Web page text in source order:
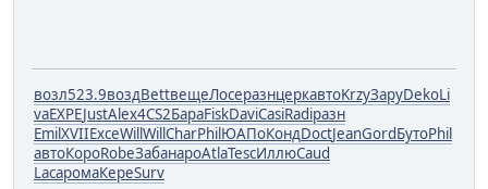
возл523.9воздBettвещеЛосеразнцеркавтоKrzyЗаруDekoLi
vaEXPEJustAlex4CS2БараFiskDaviCasiRadiразн
EmilXVIIExceWillWillCharPhilЮАПоКондDoctJeanGordБутоPhil
автоКороRobeЗабанароAtlaTescИллюCaud
LacaромаКереSurv